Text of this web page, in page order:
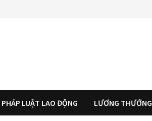
PHÁP LUẬT LAO ĐỘNG LƯƠNG THƯỞNG